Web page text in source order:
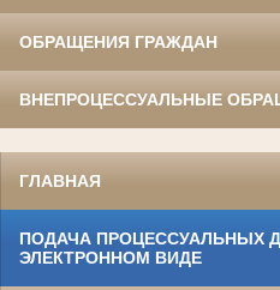
ОБРАЩЕНИЯ ГРАЖДАН
ВНЕПРОЦЕССУАЛЬНЫЕ
ГЛАВНАЯ
ПОДАЧА ПРОЦЕССУАЛЬНЫХ
ЭЛЕКТРОННОМ ВИДЕ